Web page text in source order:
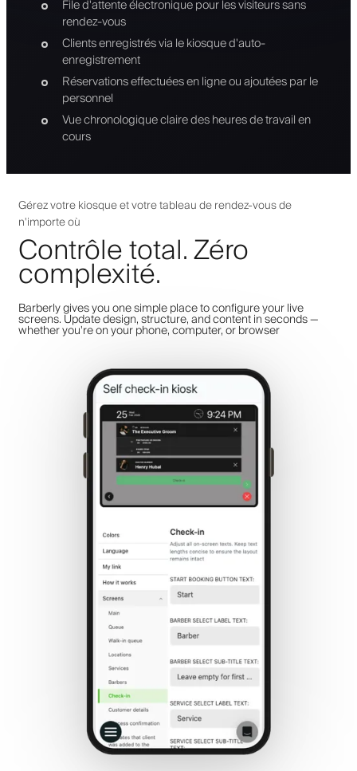
File d'attente électronique pour les visiteurs sans
rendez-vous
Clients enregistrés via le kiosque d'auto-
enregistrement
Réservations effectuées en ligne ou ajoutées par le
personnel
Vue chronologique claire des heures de travail en
cours
Gérez votre kiosque et votre tableau de rendez-vous de
n'importe où
Contrôle total. Zéro
complexité.
Barberly gives you one simple place to configure your live
screens. Update design, structure, and content in seconds —
whether you're on your phone, computer, or browser